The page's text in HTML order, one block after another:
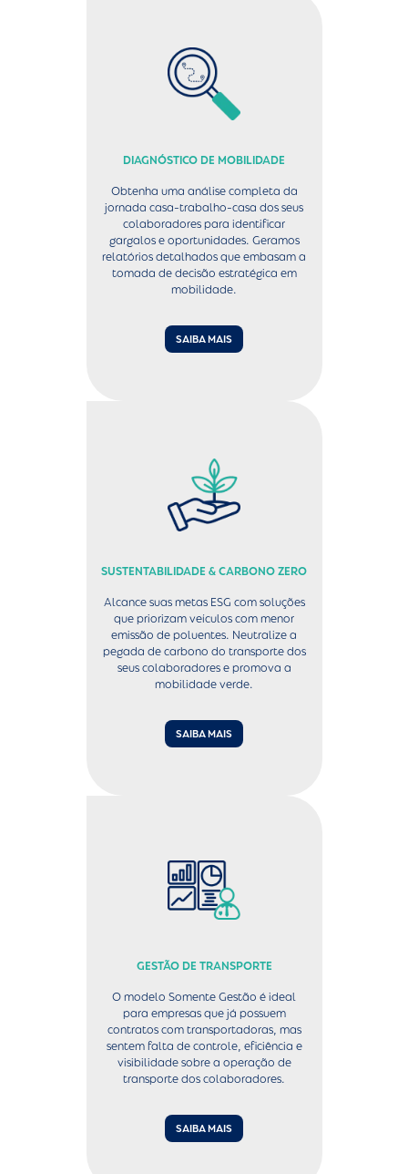
DIAGNÓSTICO DE MOBILIDADE
Obtenha uma análise completa da
jornada casa-trabalho-casa dos seus
colaboradores para identificar
gargalos e oportunidades. Geramos
relatórios detalhados que embasam a
tomada de decisão estratégica em
mobilidade.
SAIBA MAIS
SUSTENTABILIDADE & CARBONO ZERO
Alcance suas metas ESG com soluções
que priorizam veículos com menor
emissão de poluentes. Neutralize a
pegada de carbono do transporte dos
seus colaboradores e promova a
mobilidade verde.
SAIBA MAIS
GESTÃO DE TRANSPORTE
O modelo Somente Gestão é ideal
para empresas que já possuem
contratos com transportadoras, mas
sentem falta de controle, eficiência e
visibilidade sobre a operação de
transporte dos colaboradores.
SAIBA MAIS